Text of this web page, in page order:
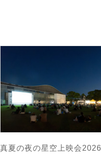
真夏の夜の星空上映会2026